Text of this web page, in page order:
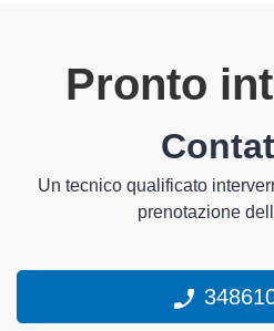
Pronto
Un tecnico qualificato
prenotazione